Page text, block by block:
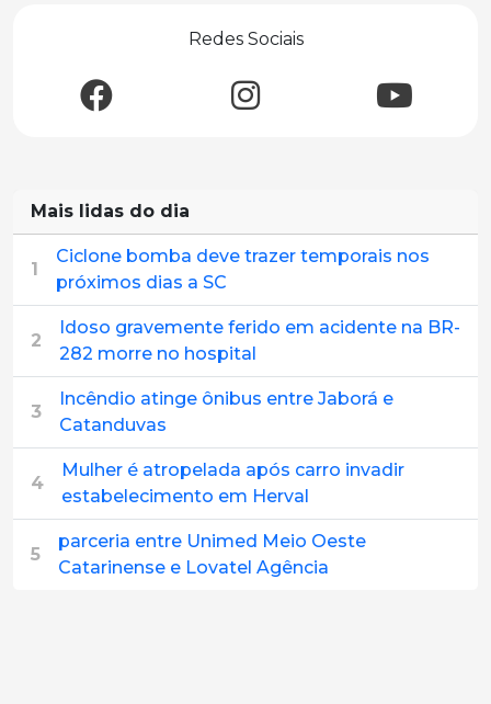
Redes Sociais
Mais lidas do dia
1
Ciclone bomba deve trazer temporais nos
próximos dias a SC
2
Idoso gravemente ferido em acidente na BR-
282 morre no hospital
3
Incêndio atinge ônibus entre Jaborá e
Catanduvas
4
Mulher é atropelada após carro invadir
estabelecimento em Herval
5
parceria entre Unimed Meio Oeste
Catarinense e Lovatel Agência